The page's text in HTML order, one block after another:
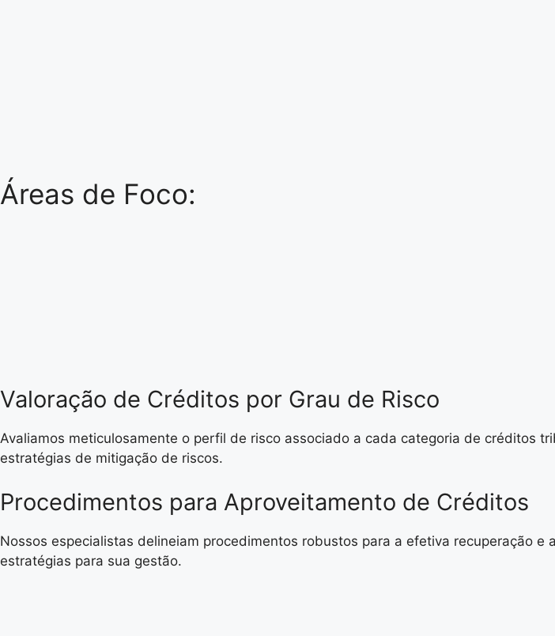
Áreas de Foco:
Valoração de Créditos por Grau de Risco
Avaliamos meticulosamente o perfil de risco associado a cada categoria de créditos
estratégias de mitigação de riscos.
Procedimentos para Aproveitamento de Créditos
Nossos especialistas delineiam procedimentos robustos para a efetiva recuperação
estratégias para sua gestão.